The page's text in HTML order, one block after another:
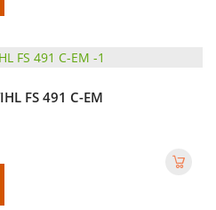
FS 491 C-EM